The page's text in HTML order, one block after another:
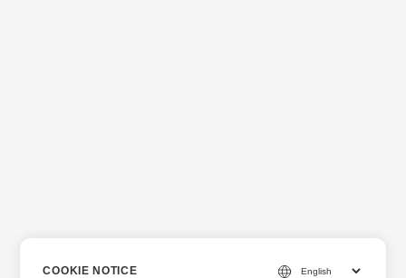
COOKIE NOTICE